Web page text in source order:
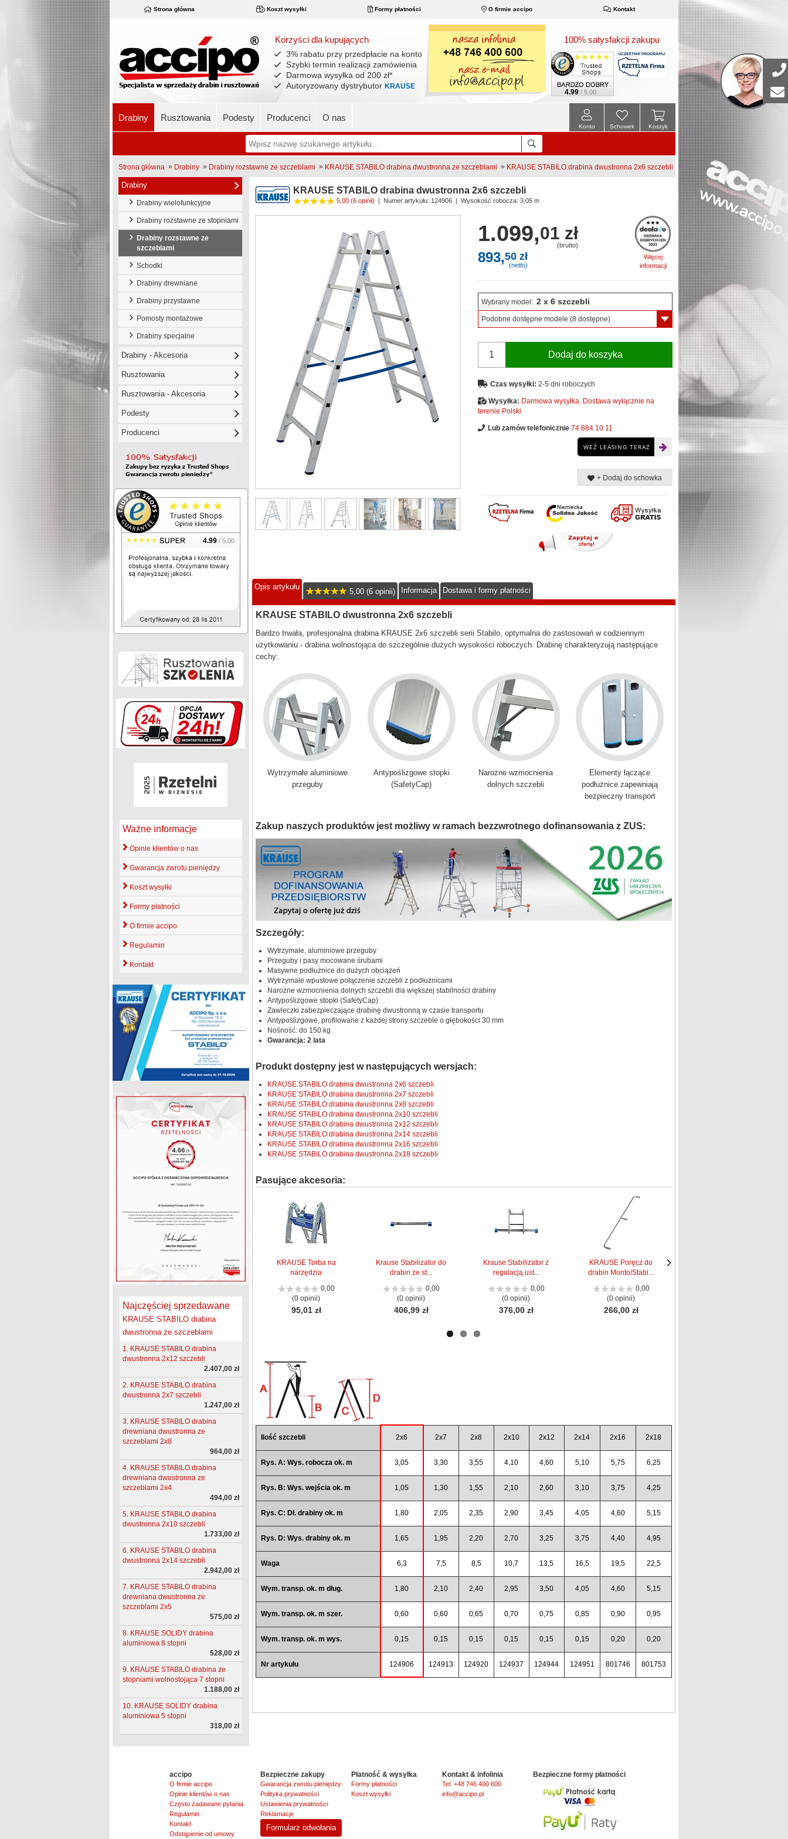
Strona główna Koszt wysyłki Formy płatności O firmie accipo Kontakt
Korzyści dla kupujących
3% rabatu przy przedpłacie na konto
Szybki termin realizacji zamówienia
Darmowa wysyłka od 200 zł*
Autoryzowany dystrybutor KRAUSE
100% satysfakcji zakupu
4.99 / 5.00
Drabiny Rusztowania Podesty Producenci O nas
Koszyk
Schowek
Konto
Strona główna » Drabiny » Drabiny rozstawne ze szczeblami » KRAUSE STABILO drabina dwustronna ze szczeblami » KRAUSE STABILO drabina dwustronna 2x6 szczebli
Drabiny
Drabiny wielofunkcyjne
Drabiny rozstawne ze stopniami
Drabiny rozstawne ze
szczeblami
Schodki
Drabiny drewniane
Drabiny przystawne
Pomosty montażowe
Drabiny specjalne
Drabiny - Akcesoria
Rusztowania
Rusztowania - Akcesoria
Podesty
Producenci
4.99 / 5.00
Ważne informacje
Opinie klientów o nas
Gwarancja zwrotu pieniędzy
Koszt wysyłki
Formy płatności
O firmie accipo
Regulamin
Kontakt
Najczęściej sprzedawane
KRAUSE STABILO drabina
dwustronna ze szczeblami
1. KRAUSE STABILO drabina
dwustronna 2x12 szczebli
2.407,00 zł
2. KRAUSE STABILO drabina
dwustronna 2x7 szczebli
1.247,00 zł
3. KRAUSE STABILO drabina
drewniana dwustronna ze
szczeblami 2x8
964,00 zł
4. KRAUSE STABILO drabina
drewniana dwustronna ze
szczeblami 2x4
494,00 zł
5. KRAUSE STABILO drabina
dwustronna 2x10 szczebli
1.733,00 zł
6. KRAUSE STABILO drabina
dwustronna 2x14 szczebli
2.942,00 zł
7. KRAUSE STABILO drabina
drewniana dwustronna ze
szczeblami 2x5
575,00 zł
8. KRAUSE SOLIDY drabina
aluminiowa 8 stopni
528,00 zł
9. KRAUSE STABILO drabina ze
stopniami wolnostojąca 7 stopni
1.188,00 zł
10. KRAUSE SOLIDY drabina
aluminiowa 5 stopni
318,00 zł
KRAUSE STABILO drabina dwustronna 2x6 szczebli
5,00 (6 opinii) | Numer artykułu: 124906 | Wysokość robocza: 3,05 m
Więcej
informacji
1.099,01 zł
(brutto)
893,50 zł
(netto)
Wybrany model: 2 x 6 szczebli
Podobne dostępne modele (8 dostępne)
Dodaj do koszyka
Czas wysyłki: 2-5 dni roboczych
Wysyłka: Darmowa wysyłka. Dostawa wyłącznie na
terenie Polski
Lub zamów telefonicznie 74 884 10 11
WEŹ LEASING TERAZ
+ Dodaj do schowka
Opis artykułu
5,00 (6 opinii) Informacja Dostawa i formy płatności
KRAUSE STABILO dwustronna 2x6 szczebli
Bardzo trwała, profesjonalna drabina KRAUSE 2x6 szczebli serii Stabilo, optymalna do zastosowań w codziennym
użytkowaniu - drabina wolnostojąca do szczególnie dużych wysokości roboczych. Drabinę charakteryzują następujące
cechy:
Wytrzymałe aluminiowe
przeguby
Antypoślizgowe stopki
(SafetyCap)
Narożne wzmocnienia
dolnych szczebli
Elementy łączące
podłużnice zapewniają
bezpieczny transport
Zakup naszych produktów jest możliwy w ramach bezzwrotnego dofinansowania z ZUS:
Szczegóły:
Wytrzymałe, aluminiowe przeguby
Przeguby i pasy mocowane śrubami
Masywne podłużnice do dużych obciążeń
Wytrzymałe wpustowe połączenie szczebli z podłużnicami
Narożne wzmocnienia dolnych szczebli dla większej stabilności drabiny
Antypoślizgowe stopki (SafetyCap)
Zawleczki zabezpieczające drabinę dwustronną w czasie transportu
Antypoślizgowe, profilowane z każdej strony szczeble o głębokości 30 mm
Nośność: do 150 kg
Gwarancja: 2 lata
Produkt dostępny jest w następujących wersjach:
KRAUSE STABILO drabina dwustronna 2x6 szczebli
KRAUSE STABILO drabina dwustronna 2x7 szczebli
KRAUSE STABILO drabina dwustronna 2x8 szczebli
KRAUSE STABILO drabina dwustronna 2x10 szczebli
KRAUSE STABILO drabina dwustronna 2x12 szczebli
KRAUSE STABILO drabina dwustronna 2x14 szczebli
KRAUSE STABILO drabina dwustronna 2x16 szczebli
KRAUSE STABILO drabina dwustronna 2x18 szczebli
Pasujące akcesoria:
KRAUSE Torba na
narzędzia
0,00
(0 opinii)
95,01 zł
Krause Stabilizator do
drabin ze st...
0,00
(0 opinii)
406,99 zł
Krause Stabilizator z
regulacją ust...
0,00
(0 opinii)
376,00 zł
KRAUSE Poręcz do
drabin Monto/Stabi...
0,00
(0 opinii)
266,00 zł
Ilość szczebli 2x6 2x7 2x8 2x10 2x12 2x14 2x16 2x18
Rys. A: Wys. robocza ok. m 3,05 3,30 3,55 4,10 4,60 5,10 5,75 6,25
Rys. B: Wys. wejścia ok. m 1,05 1,30 1,55 2,10 2,60 3,10 3,75 4,25
Rys. C: Dł. drabiny ok. m 1,80 2,05 2,35 2,90 3,45 4,05 4,60 5,15
Rys. D: Wys. drabiny ok. m 1,65 1,95 2,20 2,70 3,25 3,75 4,40 4,95
Waga 6,3 7,5 8,5 10,7 13,5 16,5 19,5 22,5
Wym. transp. ok. m dług. 1,80 2,10 2,40 2,95 3,50 4,05 4,60 5,15
Wym. transp. ok. m szer. 0,60 0,60 0,65 0,70 0,75 0,85 0,90 0,95
Wym. transp. ok. m wys. 0,15 0,15 0,15 0,15 0,15 0,15 0,20 0,20
Nr artykułu 124906 124913 124920 124937 124944 124951 801746 801753
accipo
O firmie accipo
Opinie klientów o nas
Często zadawane pytania
Regulamin
Kontakt
Odstąpienie od umowy
Bezpieczne zakupy
Gwarancja zwrotu pieniędzy
Polityka prywatności
Ustawienia prywatności
Reklamacje
Formularz odwołania
Płatność & wysyłka
Formy płatności
Koszt wysyłki
Kontakt & infolinia
Tel. +48 746 400 600
info@accipo.pl
Bezpieczne formy płatności